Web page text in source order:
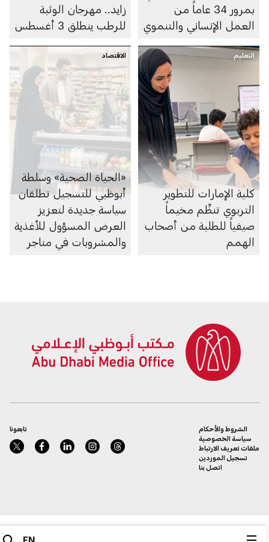
بمرور 34 عاماً من
العمل الإنساني والتنموي
زايد.. مهرجان الوثبة
للرطب ينطلق 3 أغسطس
التعليم
كلية الإمارات للتطوير
التربوي تنظِّم مخيماً
صيفياً للطلبة من أصحاب
الهمم
الاقتصاد
«الحياة الصحية» وسلطة
أبوظبي للتسجيل تطلقان
سياسة جديدة لتعزيز
العرض المسؤول للأغذية
والمشروبات في متاجر
تابعونا
الشروط والأحكام
سياسة الخصوصية
ملفات تعريف الارتباط
تسجيل الموردين
اتصل بنا